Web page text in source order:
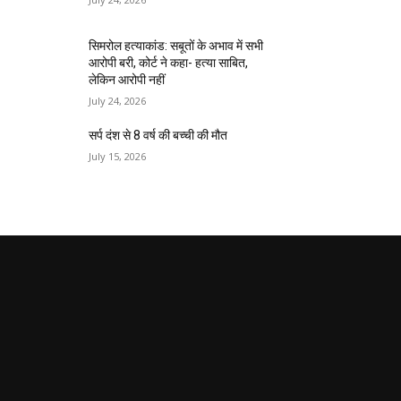
सिमरोल हत्याकांड: सबूतों के अभाव में सभी
आरोपी बरी, कोर्ट ने कहा- हत्या साबित,
लेकिन आरोपी नहीं
July 24, 2026
सर्प दंश से 8 वर्ष की बच्ची की मौत
July 15, 2026